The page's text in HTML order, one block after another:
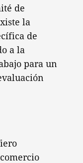
de
la
de
a la
para un